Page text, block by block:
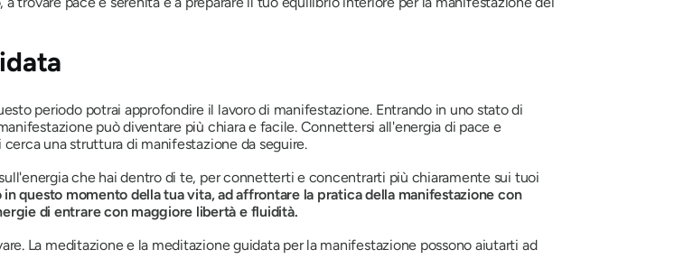
periodo potrai approfondire il lavoro di manifestazione. Entrando in uno stato di
può diventare più chiara e facile. Connettersi all'energia di pace e
una struttura di manifestazione da seguire.
che hai dentro di te, per connetterti e concentrarti più chiaramente sui tuoi
questo momento della tua vita, ad affrontare la pratica della manifestazione con
di entrare con maggiore libertà e fluidità.
La meditazione e la meditazione guidata per la manifestazione possono aiutarti ad